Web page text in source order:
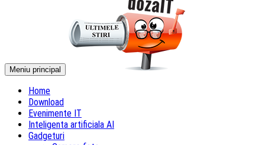
Meniu principal
Home
Download
Evenimente IT
Inteligenta artificiala AI
Gadgeturi